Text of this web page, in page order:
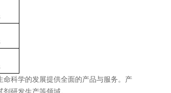
科学的发展提供全面的产品与服务。产